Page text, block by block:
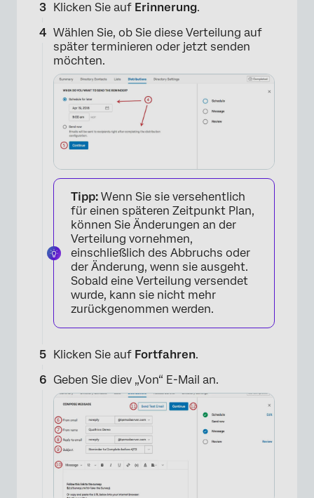
Klicken Sie auf Erinnerung.
Wählen Sie, ob Sie diese Verteilung auf
später terminieren oder jetzt senden
möchten.
Tipp: Wenn Sie sie versehentlich
für einen späteren Zeitpunkt Plan,
können Sie Änderungen an der
Verteilung vornehmen,
einschließlich des Abbruchs oder
der Änderung, wenn sie ausgeht.
Sobald eine Verteilung versendet
wurde, kann sie nicht mehr
zurückgenommen werden.
Klicken Sie auf Fortfahren.
Geben Sie diev „Von“ E-Mail an.